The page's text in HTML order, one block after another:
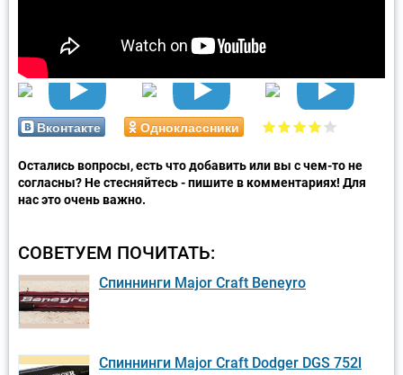
Вконтакте Одноклассники
Остались вопросы, есть что добавить или вы с чем-то не
согласны? Не стесняйтесь - пишите в комментариях! Для
нас это очень важно.
СОВЕТУЕМ ПОЧИТАТЬ:
Спиннинги Major Craft Beneyro
Спиннинги Major Craft Dodger DGS 752l